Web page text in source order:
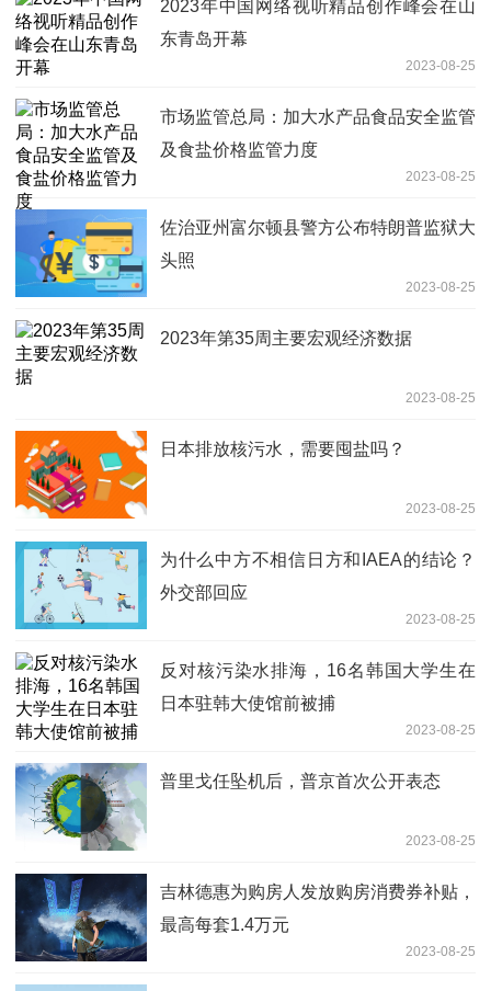
2023年中国网络视听精品创作峰会在山
东青岛开幕
2023-08-25
市场监管总局：加大水产品食品安全监管
及食盐价格监管力度
2023-08-25
佐治亚州富尔顿县警方公布特朗普监狱大
头照
2023-08-25
2023年第35周主要宏观经济数据
2023-08-25
日本排放核污水，需要囤盐吗？
2023-08-25
为什么中方不相信日方和IAEA的结论？
外交部回应
2023-08-25
反对核污染水排海，16名韩国大学生在
日本驻韩大使馆前被捕
2023-08-25
普里戈任坠机后，普京首次公开表态
2023-08-25
吉林德惠为购房人发放购房消费券补贴，
最高每套1.4万元
2023-08-25